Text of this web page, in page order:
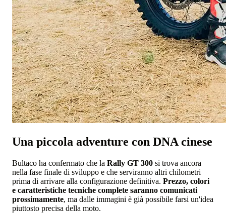
Una piccola adventure con DNA cinese
Bultaco ha confermato che la Rally GT 300 si trova ancora
nella fase finale di sviluppo e che serviranno altri chilometri
prima di arrivare alla configurazione definitiva. Prezzo, colori
e caratteristiche tecniche complete saranno comunicati
prossimamente, ma dalle immagini è già possibile farsi un'idea
piuttosto precisa della moto.